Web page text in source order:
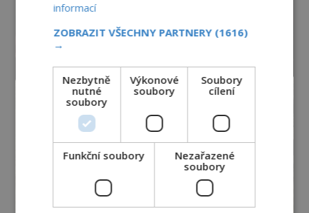
informací
ZOBRAZIT VŠECHNY PARTNERY (1616)
→
Nezbytně
nutné
soubory
Výkonové
soubory
Soubory
cílení
Funkční soubory
Nezařazené
soubory